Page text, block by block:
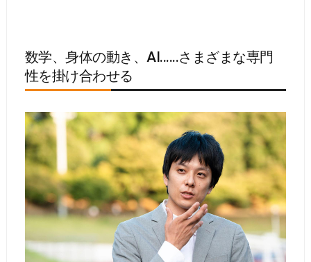
数学、身体の動き、AI......さまざまな専門
性を掛け合わせる